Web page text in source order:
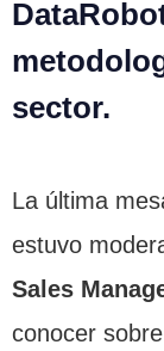
sector.
La última
estuvo
Sales
conocer